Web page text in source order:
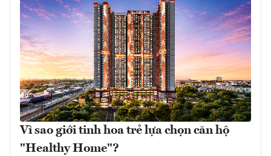
Vì sao giới tinh hoa trẻ lựa chọn căn hộ
"Healthy Home"?